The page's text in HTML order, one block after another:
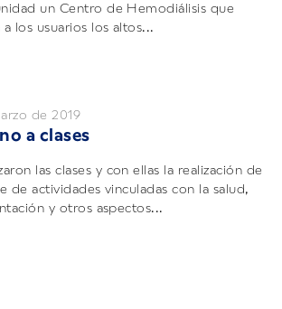
un Centro de Hemodiálisis que
a los usuarios los altos...
de 2019
a clases
las clases y con ellas la realización de
de actividades vinculadas con la salud,
y otros aspectos...